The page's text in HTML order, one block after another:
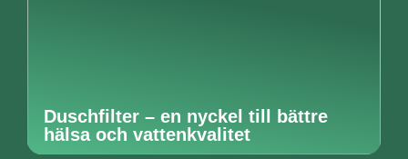
Duschfilter – en nyckel till bättre
hälsa och vattenkvalitet